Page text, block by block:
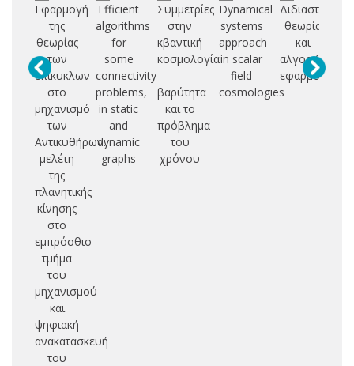
Εφαρμογή
της
θεωρίας
των
επίκυκλων
στο
μηχανισμό
των
Αντικυθήρων:
μελέτη
της
πλανητικής
κίνησης
στο
εμπρόσθιο
τμήμα
του
μηχανισμού
και
ψηφιακή
ανακατασκευή
του
Efficient
algorithms
for
some
connectivity
problems,
in static
and
dynamic
graphs
Συμμετρίες
στην
κβαντική
κοσμολογία
–
βαρύτητα
και το
πρόβλημα
του
χρόνου
Dynamical
systems
approach
in scalar
field
cosmologies
θεωρία
και
αλγοριθμικές
εφαρμογές